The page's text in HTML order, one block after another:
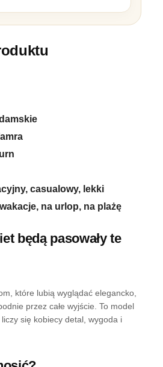
casualowy, lekki
na urlop, na plażę
będą pasowały te
które lubią wyglądać elegancko,
przez całe wyjście. To model
się kobiecy detal, wygoda i